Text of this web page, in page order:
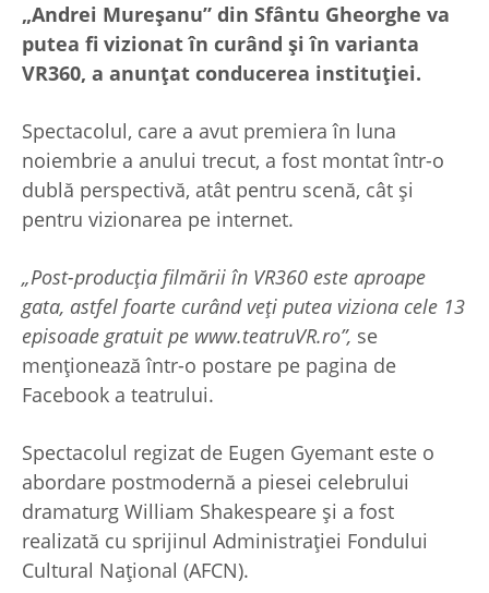
„Andrei Mureşanu” din Sfântu Gheorghe va
putea fi vizionat în curând şi în varianta
VR360, a anunţat conducerea instituţiei.
Spectacolul, care a avut premiera în luna
noiembrie a anului trecut, a fost montat într-o
dublă perspectivă, atât pentru scenă, cât şi
pentru vizionarea pe internet.
„Post-producţia filmării în VR360 este aproape
gata, astfel foarte curând veţi putea viziona cele 13
episoade gratuit pe www.teatruVR.ro”, se
menţionează într-o postare pe pagina de
Facebook a teatrului.
Spectacolul regizat de Eugen Gyemant este o
abordare postmodernă a piesei celebrului
dramaturg William Shakespeare şi a fost
realizată cu sprijinul Administraţiei Fondului
Cultural Naţional (AFCN).